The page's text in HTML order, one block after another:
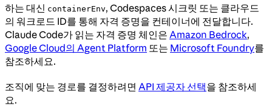
하는 대신 containerEnv, Codespaces 시크릿 또는 클라우드
의 워크로드 ID를 통해 자격 증명을 컨테이너에 전달합니다.
Claude Code가 읽는 자격 증명 체인은 Amazon Bedrock,
Google Cloud의 Agent Platform 또는 Microsoft Foundry를
참조하세요.
조직에 맞는 경로를 결정하려면 API 제공자 선택을 참조하세
요.